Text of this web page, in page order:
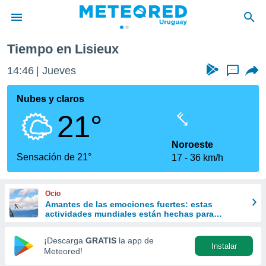
de
ha
calidad.
a este
las
y
forma
digital
basada
Tiempo en Lisieux
14:46 Jueves ...
Nubes y claros
21°
Sensación de 21°
Noroeste
17
36 km/h
Ocio
Amantes de las emociones fuertes: estas
actividades mundiales están hechas para
¡Descarga GRATIS la app de
Meteored!
Instalar